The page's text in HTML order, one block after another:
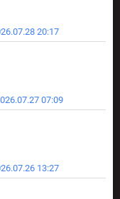
20:17
07:09
13:27